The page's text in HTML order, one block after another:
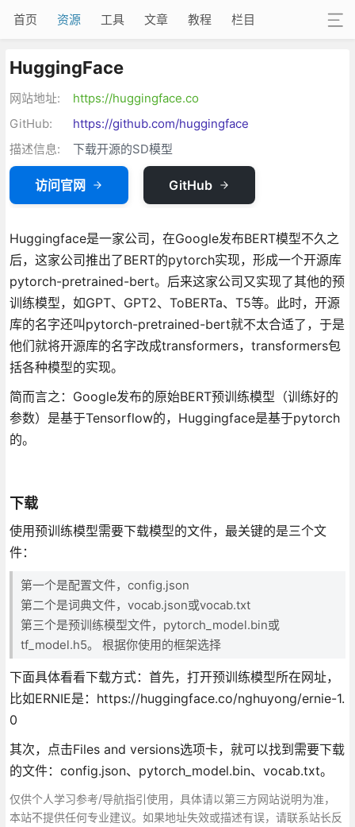
首页 资源 工具 文章 教程 栏目
HuggingFace
网站地址:
https://huggingface.co
GitHub:
https://github.com/huggingface
描述信息:
下载开源的SD模型
访问官网 GitHub
Huggingface是一家公司，在Google发布BERT模型不久之
后，这家公司推出了BERT的pytorch实现，形成一个开源库
pytorch-pretrained-bert。后来这家公司又实现了其他的预
训练模型，如GPT、GPT2、ToBERTa、T5等。此时，开源
库的名字还叫pytorch-pretrained-bert就不太合适了，于是
他们就将开源库的名字改成transformers，transformers包
括各种模型的实现。
简而言之：Google发布的原始BERT预训练模型（训练好的
参数）是基于Tensorflow的，Huggingface是基于pytorch
的。
下载
使用预训练模型需要下载模型的文件，最关键的是三个文
件：
第一个是配置文件，config.json
第二个是词典文件，vocab.json或vocab.txt
第三个是预训练模型文件，pytorch_model.bin或
tf_model.h5。 根据你使用的框架选择
下面具体看看下载方式：首先，打开预训练模型所在网址，
比如ERNIE是：https://huggingface.co/nghuyong/ernie-1.
0
其次，点击Files and versions选项卡，就可以找到需要下载
的文件：config.json、pytorch_model.bin、vocab.txt。
仅供个人学习参考/导航指引使用，具体请以第三方网站说明为准，
本站不提供任何专业建议。如果地址失效或描述有误，请联系站长反